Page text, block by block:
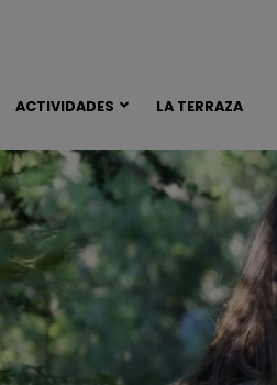
ACTIVIDADES LA TERRAZA